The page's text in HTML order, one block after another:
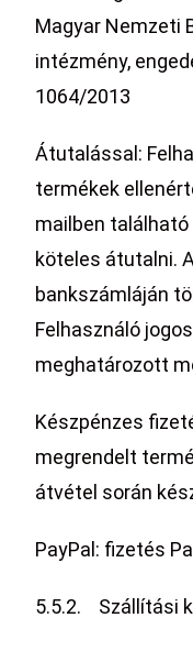
Magyar Nemzeti
intézmény,
1064/2013
Átutalással:
termékek
mailben található
köteles átutalni.
bankszámláján
Felhasználó
meghatározott
Készpénzes
megrendelt
átvétel során
PayPal: fizetés
5.5.2. Szállítási